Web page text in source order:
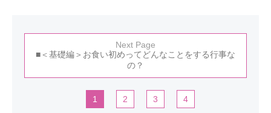
Next Page
■＜基礎編＞お食い初めってどんなことをする行事な
の？
1 2 3 4